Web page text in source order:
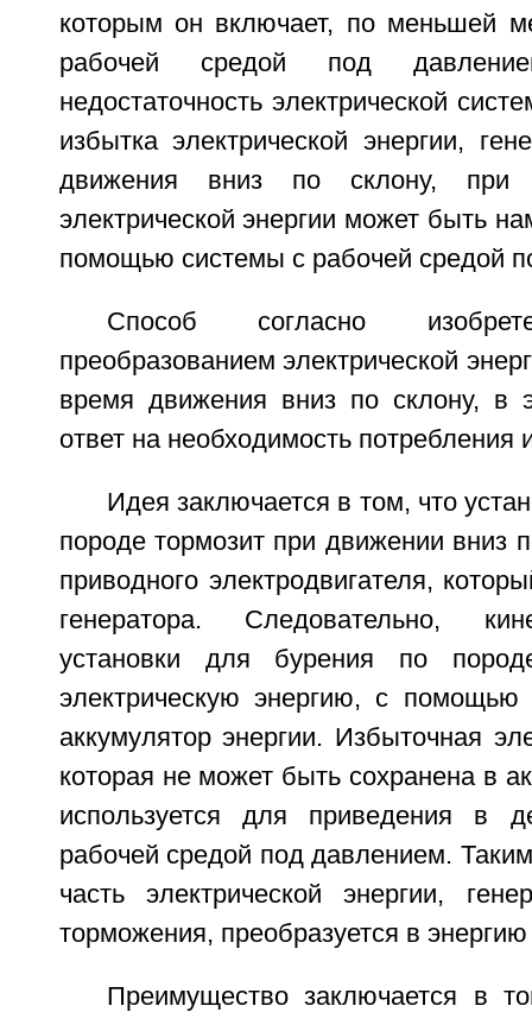
которым он включает, по меньшей
рабочей средой под
недостаточность электрической
избытка электрической энергии,
движения вниз по склону, при
электрической энергии может быть
помощью системы с рабочей средой
Способ согласно
преобразованием электрической
время движения вниз по склону, в
ответ на необходимость потребления
Идея заключается в том, что
породе тормозит при движении вниз
приводного электродвигателя,
генератора. Следовательно,
установки для бурения по
электрическую энергию, с помощью
аккумулятор энергии. Избыточная
которая не может быть сохранена в
используется для приведения в
рабочей средой под давлением.
часть электрической энергии,
торможения, преобразуется в
Преимущество заключается в